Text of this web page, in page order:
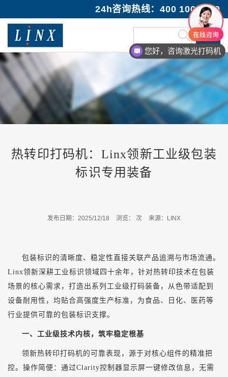
24h咨询热线：400 100 1089
热转印打码机：Linx领新工业级包装
标识专用装备
发布日期：2025/12/18 浏览： 次 来源：LINX
包装标识的清晰度、稳定性直接关联产品追溯与市场流通。
Linx领新深耕工业标识领域四十余年，针对热转印技术在包装
场景的核心需求，打造出系列工业级打码装备，从色带适配到
设备耐用性，均贴合高强度生产标准，为食品、日化、医药等
行业提供可靠的包装标识支撑。
一、工业级技术内核，筑牢稳定根基
领新热转印打码机的可靠表现，源于对核心组件的精准把
控。 操作简便 ：通过Clarity控制器显示屏一键修改信息，无需
您好，咨询激光打码机
您好，需要售后服务